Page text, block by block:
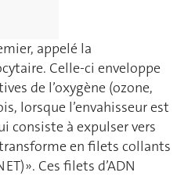
appelé la
Celle-ci enveloppe
de l’oxygène (ozone,
lorsque l’envahisseur est
consiste à expulser vers
en filets collants
». Ces filets d’ADN